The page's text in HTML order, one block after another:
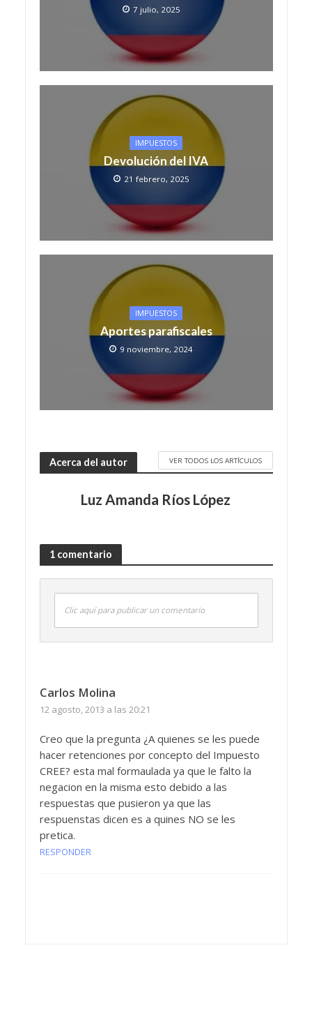
7 julio, 2025
IMPUESTOS
Devolución del IVA
21 febrero, 2025
IMPUESTOS
Aportes parafiscales
9 noviembre, 2024
Acerca del autor VER TODOS LOS ARTÍCULOS
Luz Amanda Ríos López
1 comentario
Clic aquí para publicar un comentario
Carlos Molina
12 agosto, 2013 a las 20:21
Creo que la pregunta ¿A quienes se les puede
hacer retenciones por concepto del Impuesto
CREE? esta mal formaulada ya que le falto la
negacion en la misma esto debido a las
respuestas que pusieron ya que las
respuenstas dicen es a quines NO se les
pretica.
RESPONDER